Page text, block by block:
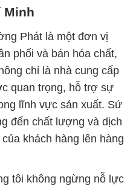
Minh
Phát là một đơn vị
phối và bán hóa chất,
chỉ là nhà cung cấp
quan trọng, hỗ trợ sự
lĩnh vực sản xuất. Sứ
đến chất lượng và dịch
khách hàng lên hàng
tôi không ngừng nỗ lực